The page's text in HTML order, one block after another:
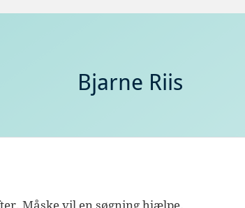
Bjarne Riis
Måske vil en søgning hjælpe.